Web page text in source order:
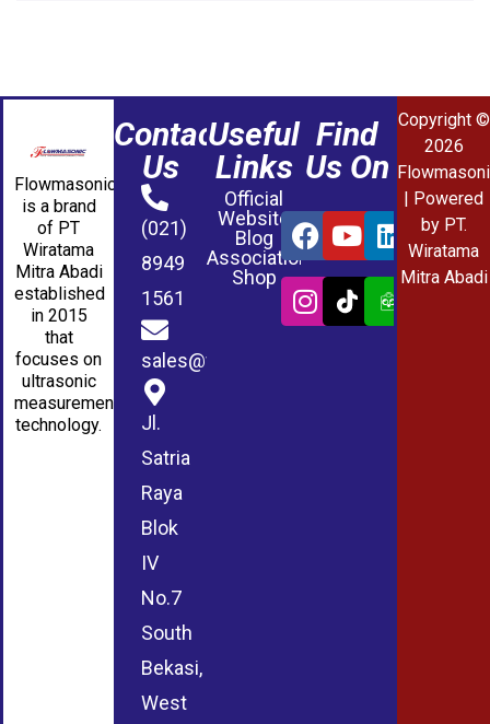
Flowmasonic
is a brand
of PT
Wiratama
Mitra Abadi
established
in 2015
that
focuses on
ultrasonic
measurement
technology.
Contact
Us
(021)
8949
1561
sales@wmablog.com
Jl.
Satria
Raya
Blok
IV
No.7
South
Bekasi,
West
Useful
Links
Official
Website
Blog
Association
Shop
Find
Us On
Copyright ©
2026
| Powered
by PT.
Wiratama
Mitra Abadi